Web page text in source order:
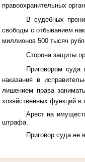
правоохранительных
В судебных
свободы с отбыванием
миллионов 500 тысяч
Сторона защиты
Приговором
наказания в
лишением права
хозяйственных функций в
Арест на
штрафа.
Приговор суда не